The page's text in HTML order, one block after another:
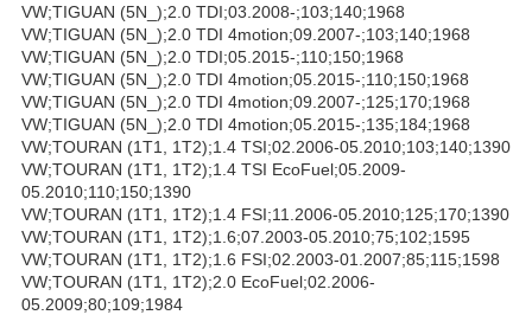
VW;TIGUAN (5N_);2.0 TDI;03.2008-;103;140;1968
VW;TIGUAN (5N_);2.0 TDI 4motion;09.2007-;103;140;1968
VW;TIGUAN (5N_);2.0 TDI;05.2015-;110;150;1968
VW;TIGUAN (5N_);2.0 TDI 4motion;05.2015-;110;150;1968
VW;TIGUAN (5N_);2.0 TDI 4motion;09.2007-;125;170;1968
VW;TIGUAN (5N_);2.0 TDI 4motion;05.2015-;135;184;1968
VW;TOURAN (1T1, 1T2);1.4 TSI;02.2006-05.2010;103;140;1390
VW;TOURAN (1T1, 1T2);1.4 TSI EcoFuel;05.2009-
05.2010;110;150;1390
VW;TOURAN (1T1, 1T2);1.4 FSI;11.2006-05.2010;125;170;1390
VW;TOURAN (1T1, 1T2);1.6;07.2003-05.2010;75;102;1595
VW;TOURAN (1T1, 1T2);1.6 FSI;02.2003-01.2007;85;115;1598
VW;TOURAN (1T1, 1T2);2.0 EcoFuel;02.2006-
05.2009;80;109;1984